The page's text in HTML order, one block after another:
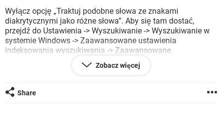
WINDOWS 10
Wyłącz opcję „Traktuj podobne słowa ze znakami
diakrytycznymi jako różne słowa”. Aby się tam dostać,
przejdź do Ustawienia -> Wyszukiwanie -> Wyszukiwanie w
systemie Windows -> Zaawansowane ustawienia
indeksowania wyszukiwania -> Zaawansowane.
Wydaje się, że jest domyślnie włączony. Ale po tym, jak go
dowolny plik.
Zobacz więcej
Share